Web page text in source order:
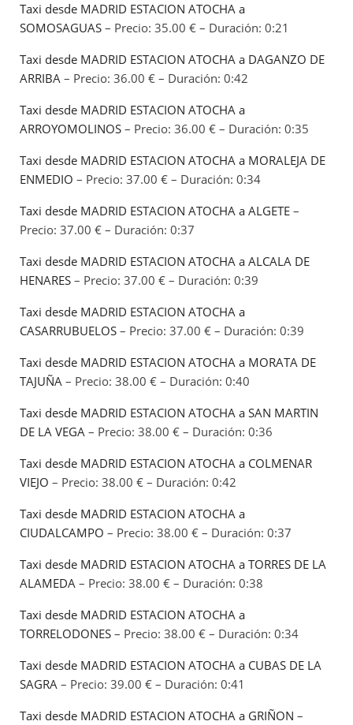
Taxi desde MADRID ESTACION ATOCHA a
SOMOSAGUAS – Precio: 35.00 € – Duración: 0:21
Taxi desde MADRID ESTACION ATOCHA a DAGANZO DE
ARRIBA – Precio: 36.00 € – Duración: 0:42
Taxi desde MADRID ESTACION ATOCHA a
ARROYOMOLINOS – Precio: 36.00 € – Duración: 0:35
Taxi desde MADRID ESTACION ATOCHA a MORALEJA DE
ENMEDIO – Precio: 37.00 € – Duración: 0:34
Taxi desde MADRID ESTACION ATOCHA a ALGETE –
Precio: 37.00 € – Duración: 0:37
Taxi desde MADRID ESTACION ATOCHA a ALCALA DE
HENARES – Precio: 37.00 € – Duración: 0:39
Taxi desde MADRID ESTACION ATOCHA a
CASARRUBUELOS – Precio: 37.00 € – Duración: 0:39
Taxi desde MADRID ESTACION ATOCHA a MORATA DE
TAJUÑA – Precio: 38.00 € – Duración: 0:40
Taxi desde MADRID ESTACION ATOCHA a SAN MARTIN
DE LA VEGA – Precio: 38.00 € – Duración: 0:36
Taxi desde MADRID ESTACION ATOCHA a COLMENAR
VIEJO – Precio: 38.00 € – Duración: 0:42
Taxi desde MADRID ESTACION ATOCHA a
CIUDALCAMPO – Precio: 38.00 € – Duración: 0:37
Taxi desde MADRID ESTACION ATOCHA a TORRES DE LA
ALAMEDA – Precio: 38.00 € – Duración: 0:38
Taxi desde MADRID ESTACION ATOCHA a
TORRELODONES – Precio: 38.00 € – Duración: 0:34
Taxi desde MADRID ESTACION ATOCHA a CUBAS DE LA
SAGRA – Precio: 39.00 € – Duración: 0:41
Taxi desde MADRID ESTACION ATOCHA a GRIÑON –